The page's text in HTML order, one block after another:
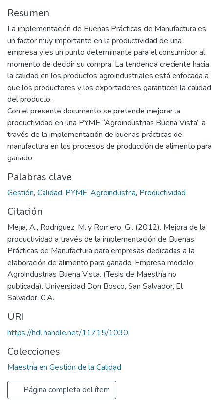
Resumen
La implementación de Buenas Prácticas de Manufactura es
un factor muy importante en la productividad de una
empresa y es un punto determinante para el consumidor al
momento de decidir su compra. La tendencia creciente hacia
la calidad en los productos agroindustriales está enfocada a
que los productores y los exportadores garanticen la calidad
del producto.
Con el presente documento se pretende mejorar la
productividad en una PYME “Agroindustrias Buena Vista” a
través de la implementación de buenas prácticas de
manufactura en los procesos de producción de alimento para
ganado
Palabras clave
Gestión, Calidad, PYME, Agroindustria, Productividad
Citación
Mejía, A., Rodríguez, M. y Romero, G . (2012). Mejora de la
productividad a través de la implementación de Buenas
Prácticas de Manufactura para empresas dedicadas a la
elaboración de alimento para ganado. Empresa modelo:
Agroindustrias Buena Vista. (Tesis de Maestría no
publicada). Universidad Don Bosco, San Salvador, El
Salvador, C.A.
URI
https://hdl.handle.net/11715/1030
Colecciones
Maestría en Gestión de la Calidad
Página completa del ítem